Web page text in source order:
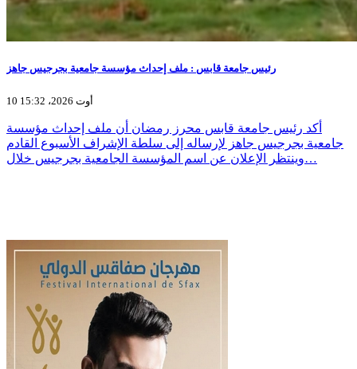
رئيس جامعة قابس : ملف إحداث مؤسسة جامعية بجرجيس جاهز
10 أوت 2026، 15:32
أكد رئيس جامعة قابس محرز رمضان أن ملف إحداث مؤسسة
جامعية بجرجيس جاهز لإرساله إلى سلطة الإشراف الأسبوع القادم
وينتظر الإعلان عن اسم المؤسسة الجامعية بجرجيس خلال…